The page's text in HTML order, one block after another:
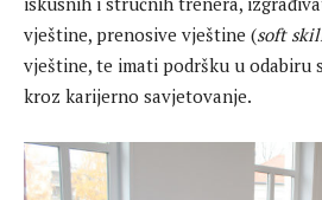
vještine, prenosive vještine (soft
vještine, te imati podršku u odabiru
kroz karijerno savjetovanje.